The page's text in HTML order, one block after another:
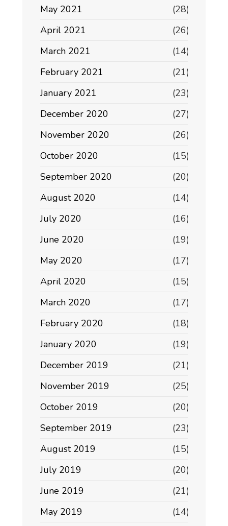
May 2021
(28)
April 2021
(26)
March 2021
(14)
February 2021
(21)
January 2021
(23)
December 2020
(27)
November 2020
(26)
October 2020
(15)
September 2020
(20)
August 2020
(14)
July 2020
(16)
June 2020
(19)
May 2020
(17)
April 2020
(15)
March 2020
(17)
February 2020
(18)
January 2020
(19)
December 2019
(21)
November 2019
(25)
October 2019
(20)
September 2019
(23)
August 2019
(15)
July 2019
(20)
June 2019
(21)
May 2019
(14)